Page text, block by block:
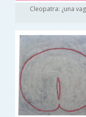
Cleopatra: ¿una